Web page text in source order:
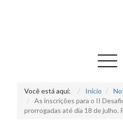
Você está aqui: Início
As inscrições para o II
prorrogadas até dia 18 de julho.